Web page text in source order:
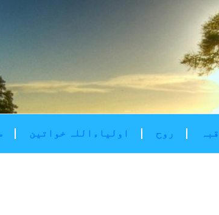
اولیاءاللہ خواتین روح